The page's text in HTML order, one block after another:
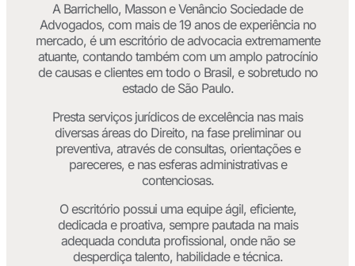
A Barrichello, Masson e Venâncio Sociedade de
Advogados, com mais de 19 anos de experiência no
mercado, é um escritório de advocacia extremamente
atuante, contando também com um amplo patrocínio
de causas e clientes em todo o Brasil, e sobretudo no
estado de São Paulo.
Presta serviços jurídicos de excelência nas mais
diversas áreas do Direito, na fase preliminar ou
preventiva, através de consultas, orientações e
pareceres, e nas esferas administrativas e
contenciosas.
O escritório possui uma equipe ágil, eficiente,
dedicada e proativa, sempre pautada na mais
adequada conduta profissional, onde não se
desperdiça talento, habilidade e técnica.